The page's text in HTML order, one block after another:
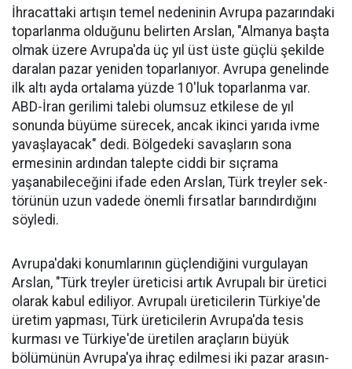
İhracattaki artışın temel nede­ninin Avrupa pazarındaki
topar­lanma olduğunu belirten Arslan, "Almanya başta
olmak üzere Av­rupa'da üç yıl üst üste güçlü şe­kilde
daralan pazar yeniden to­parlanıyor. Avrupa genelinde
ilk altı ayda ortalama yüzde 10'luk toparlanma var.
ABD-İran geri­limi talebi olumsuz etkilese de yıl
sonunda büyüme sürecek, ancak ikinci yarıda ivme
yavaşlayacak" dedi. Bölgedeki savaşların sona
ermesinin ardından talepte ciddi bir sıçrama
yaşanabileceğini ifa­de eden Arslan, Türk treyler sek­
törünün uzun vadede önemli fır­satlar barındırdığını
söyledi.
Avrupa'daki konumlarının güçlendiğini vurgulayan
Arslan, "Türk treyler üreticisi artık Avru­palı bir üretici
ola­rak kabul ediliyor. Avrupalı üreticile­rin Türkiye'de
üre­tim yapması, Türk üreticilerin Avru­pa'da tesis
kurması ve Türkiye'de üreti­len araçların büyük
bölümünün Avru­pa'ya ihraç edilme­si iki pazar arasın­